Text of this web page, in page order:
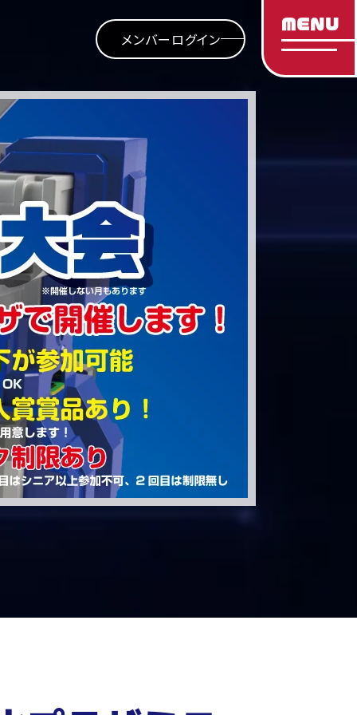
メンバーログイン
MENU